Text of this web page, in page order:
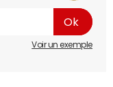
Voir un exemple